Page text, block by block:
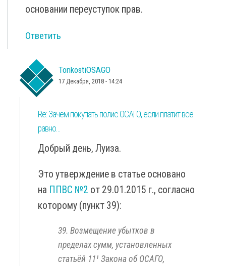
основании переуступок прав.
Ответить
TonkostiOSAGO
17 Декабря, 2018 - 14:24
Re: Зачем покупать полис ОСАГО, если платит всё
равно...
Добрый день, Луиза.
Это утверждение в статье основано
на ППВС №2 от 29.01.2015 г., согласно
которому (пункт 39):
39. Возмещение убытков в
пределах сумм, установленных
статьёй 11¹ Закона об ОСАГО,